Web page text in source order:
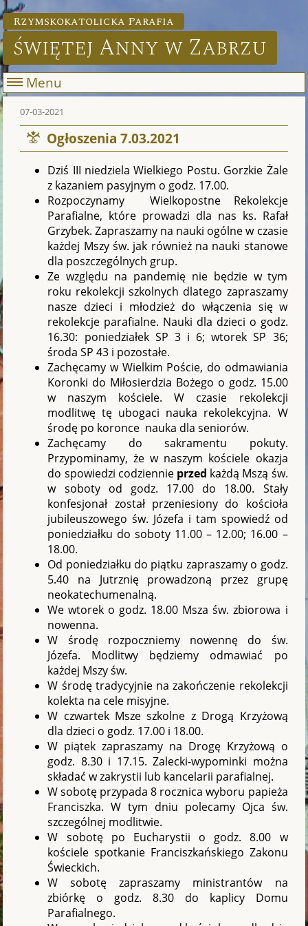
Rzymskokatolicka Parafia
świętej Anny w Zabrzu
Menu
07-03-2021
Ogłoszenia 7.03.2021
Dziś III niedziela Wielkiego Postu. Gorzkie Żale
z kazaniem pasyjnym o godz. 17.00.
Rozpoczynamy Wielkopostne Rekolekcje
Parafialne, które prowadzi dla nas ks. Rafał
Grzybek. Zapraszamy na nauki ogólne w czasie
każdej Mszy św. jak również na nauki stanowe
dla poszczególnych grup.
Ze względu na pandemię nie będzie w tym
roku rekolekcji szkolnych dlatego zapraszamy
nasze dzieci i młodzież do włączenia się w
rekolekcje parafialne. Nauki dla dzieci o godz.
16.30: poniedziałek SP 3 i 6; wtorek SP 36;
środa SP 43 i pozostałe.
Zachęcamy w Wielkim Poście, do odmawiania
Koronki do Miłosierdzia Bożego o godz. 15.00
w naszym kościele. W czasie rekolekcji
modlitwę tę ubogaci nauka rekolekcyjna. W
środę po koronce nauka dla seniorów.
Zachęcamy do sakramentu pokuty.
Przypominamy, że w naszym kościele okazja
do spowiedzi codziennie przed każdą Mszą św.
w soboty od godz. 17.00 do 18.00. Stały
konfesjonał został przeniesiony do kościoła
jubileuszowego św. Józefa i tam spowiedź od
poniedziałku do soboty 11.00 – 12.00; 16.00 –
18.00.
Od poniedziałku do piątku zapraszamy o godz.
5.40 na Jutrznię prowadzoną przez grupę
neokatechumenalną.
We wtorek o godz. 18.00 Msza św. zbiorowa i
nowenna.
W środę rozpoczniemy nowennę do św.
Józefa. Modlitwy będziemy odmawiać po
każdej Mszy św.
W środę tradycyjnie na zakończenie rekolekcji
kolekta na cele misyjne.
W czwartek Msze szkolne z Drogą Krzyżową
dla dzieci o godz. 17.00 i 18.00.
W piątek zapraszamy na Drogę Krzyżową o
godz. 8.30 i 17.15. Zalecki-wypominki można
składać w zakrystii lub kancelarii parafialnej.
W sobotę przypada 8 rocznica wyboru papieża
Franciszka. W tym dniu polecamy Ojca św.
szczególnej modlitwie.
W sobotę po Eucharystii o godz. 8.00 w
kościele spotkanie Franciszkańskiego Zakonu
Świeckich.
W sobotę zapraszamy ministrantów na
zbiórkę o godz. 8.30 do kaplicy Domu
Parafialnego.